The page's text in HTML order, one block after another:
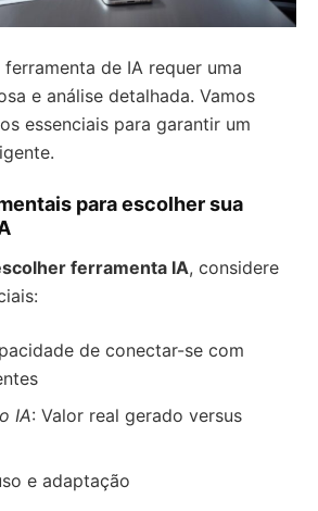
de IA requer uma
e análise detalhada. Vamos
essenciais para garantir um
para escolher sua
ferramenta IA, considere
de conectar-se com
IA: Valor real gerado versus
e adaptação